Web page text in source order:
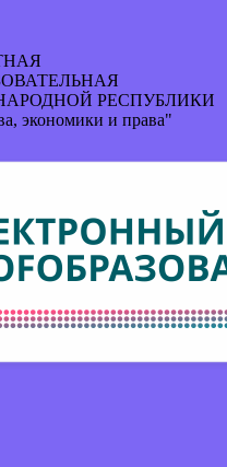
РЕСПУБЛИКИ
экономики и права"